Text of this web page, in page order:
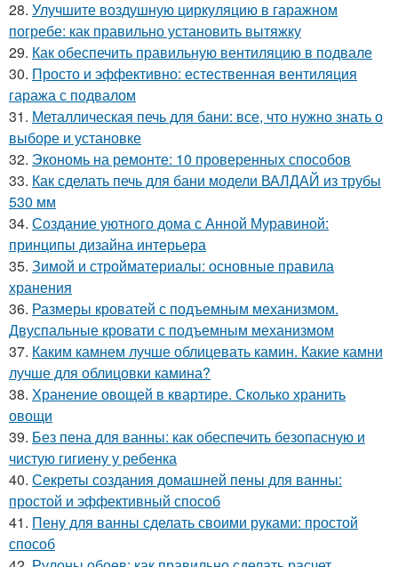
28. Улучшите воздушную циркуляцию в гаражном
погребе: как правильно установить вытяжку
29. Как обеспечить правильную вентиляцию в подвале
30. Просто и эффективно: естественная вентиляция
гаража с подвалом
31. Металлическая печь для бани: все, что нужно знать о
выборе и установке
32. Экономь на ремонте: 10 проверенных способов
33. Как сделать печь для бани модели ВАЛДАЙ из трубы
530 мм
34. Создание уютного дома с Анной Муравиной:
принципы дизайна интерьера
35. Зимой и стройматериалы: основные правила
хранения
36. Размеры кроватей с подъемным механизмом.
Двуспальные кровати с подъемным механизмом
37. Каким камнем лучше облицевать камин. Какие камни
лучше для облицовки камина?
38. Хранение овощей в квартире. Сколько хранить
овощи
39. Без пена для ванны: как обеспечить безопасную и
чистую гигиену у ребенка
40. Секреты создания домашней пены для ванны:
простой и эффективный способ
41. Пену для ванны сделать своими руками: простой
способ